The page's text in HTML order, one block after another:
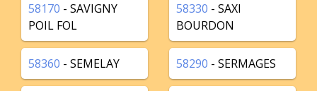
58170 - SAVIGNY
POIL FOL
58330 - SAXI
BOURDON
58360 - SEMELAY 58290 - SERMAGES